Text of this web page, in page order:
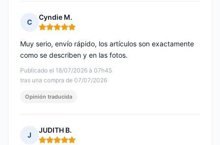
C
Cyndie M.
Nota: 5 de 5
Publicado el 18/07/2026 à 07h45
tras una compra de 07/07/2026
Muy serio, envío rápido, los artículos son exactamente
como se describen y en las fotos.
Opinión traducida
J
JUDITH B.